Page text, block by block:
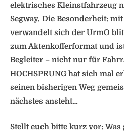
elektrisches Kleinstfahrzeug
Segway. Die Besonderheit:
verwandelt sich der UrmO
zum Aktenkofferformat und
Begleiter – nicht nur für
HOCHSPRUNG hat sich mal
seinen bisherigen Weg
nächstes ansteht…
Stellt euch bitte kurz vor: Was